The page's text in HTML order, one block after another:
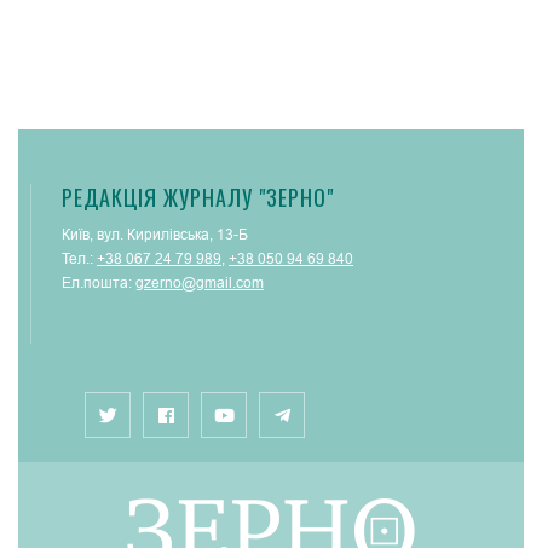
РЕДАКЦІЯ ЖУРНАЛУ "ЗЕРНО"
Київ, вул. Кирилівська, 13-Б
Тел.: +38 067 24 79 989, +38 050 94 69 840
Ел.пошта: gzerno@gmail.com